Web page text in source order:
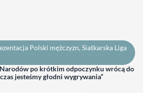
Polski mężczyzn, Siatkarska Liga
po krótkim odpoczynku wrócą do
jesteśmy głodni wygrywania”